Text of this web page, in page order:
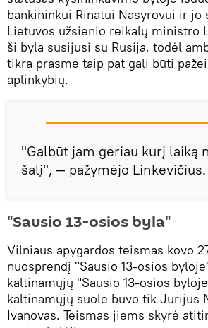
bankininkui Rinatui Nasyrovui ir jo
Lietuvos užsienio reikalų ministro
ši byla susijusi su Rusija, todėl
tikra prasme taip pat gali būti
aplinkybių.
"Galbūt jam geriau kurį laiką
šalį", — pažymėjo Linkevičius.
"Sausio 13-osios byla"
Vilniaus apygardos teismas kovo
nuosprendį "Sausio 13-osios
kaltinamųjų "Sausio 13-osios
kaltinamųjų suole buvo tik Jurijus
Ivanovas. Teismas jiems skyrė